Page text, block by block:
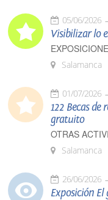
05/06/2026
Visibilizar lo
Salamanca
01/07/2026
122 Becas
gratuito
OTRAS
Salamanca
26/06/2026
Exposición